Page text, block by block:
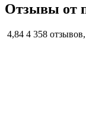
Отзывы от
4,84 4 358